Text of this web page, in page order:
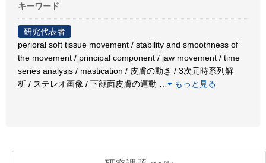
キーワード
研究代表者
perioral soft tissue movement / stability and smoothness of
the movement / principal component / jaw movement / time
series analysis / mastication / 皮膚の動き / 3次元時系列解
析 / ステレオ画像 / 下顔面皮膚の運動
もっと見る